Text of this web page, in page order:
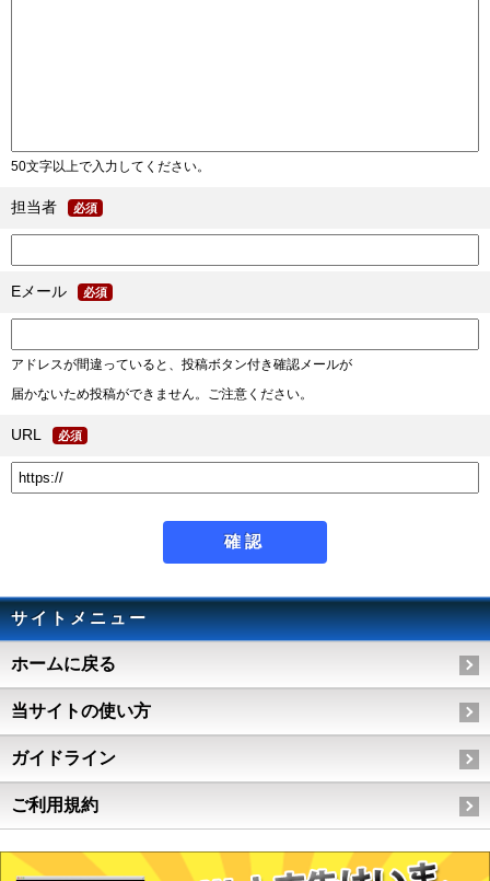
50文字以上で入力してください。
担当者 必須
Eメール 必須
アドレスが間違っていると、投稿ボタン付き確認メールが
届かないため投稿ができません。ご注意ください。
URL 必須
サイトメニュー
ホームに戻る
当サイトの使い方
ガイドライン
ご利用規約